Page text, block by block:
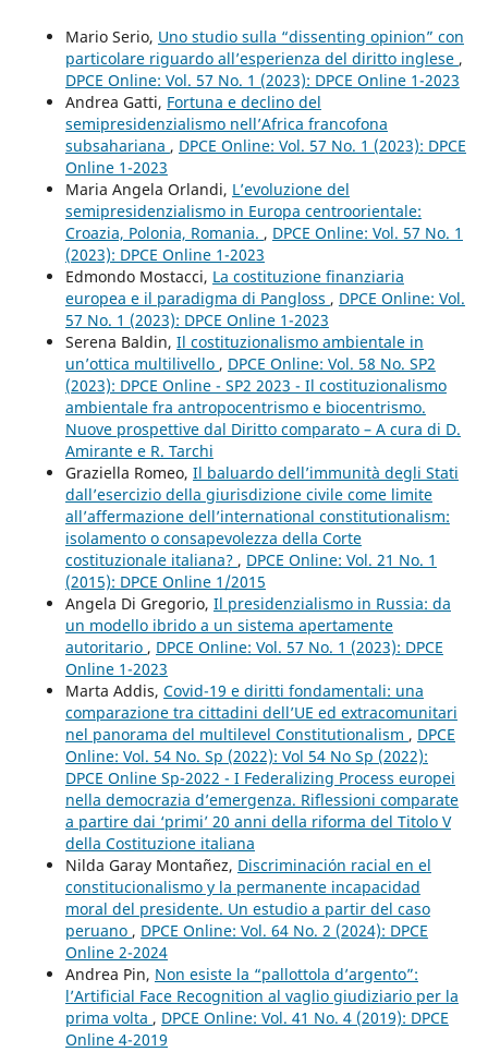
Mario Serio, Uno studio sulla “dissenting opinion” con
particolare riguardo all’esperienza del diritto inglese ,
DPCE Online: Vol. 57 No. 1 (2023): DPCE Online 1-2023
Andrea Gatti, Fortuna e declino del
semipresidenzialismo nell’Africa francofona
subsahariana , DPCE Online: Vol. 57 No. 1 (2023): DPCE
Online 1-2023
Maria Angela Orlandi, L’evoluzione del
semipresidenzialismo in Europa centroorientale:
Croazia, Polonia, Romania. , DPCE Online: Vol. 57 No. 1
(2023): DPCE Online 1-2023
Edmondo Mostacci, La costituzione finanziaria
europea e il paradigma di Pangloss , DPCE Online: Vol.
57 No. 1 (2023): DPCE Online 1-2023
Serena Baldin, Il costituzionalismo ambientale in
un’ottica multilivello , DPCE Online: Vol. 58 No. SP2
(2023): DPCE Online - SP2 2023 - Il costituzionalismo
ambientale fra antropocentrismo e biocentrismo.
Nuove prospettive dal Diritto comparato – A cura di D.
Amirante e R. Tarchi
Graziella Romeo, Il baluardo dell’immunità degli Stati
dall’esercizio della giurisdizione civile come limite
all’affermazione dell’international constitutionalism:
isolamento o consapevolezza della Corte
costituzionale italiana? , DPCE Online: Vol. 21 No. 1
(2015): DPCE Online 1/2015
Angela Di Gregorio, Il presidenzialismo in Russia: da
un modello ibrido a un sistema apertamente
autoritario , DPCE Online: Vol. 57 No. 1 (2023): DPCE
Online 1-2023
Marta Addis, Covid-19 e diritti fondamentali: una
comparazione tra cittadini dell’UE ed extracomunitari
nel panorama del multilevel Constitutionalism , DPCE
Online: Vol. 54 No. Sp (2022): Vol 54 No Sp (2022):
DPCE Online Sp-2022 - I Federalizing Process europei
nella democrazia d’emergenza. Riflessioni comparate
a partire dai ‘primi’ 20 anni della riforma del Titolo V
della Costituzione italiana
Nilda Garay Montañez, Discriminación racial en el
constitucionalismo y la permanente incapacidad
moral del presidente. Un estudio a partir del caso
peruano , DPCE Online: Vol. 64 No. 2 (2024): DPCE
Online 2-2024
Andrea Pin, Non esiste la “pallottola d’argento”:
l’Artificial Face Recognition al vaglio giudiziario per la
prima volta , DPCE Online: Vol. 41 No. 4 (2019): DPCE
Online 4-2019